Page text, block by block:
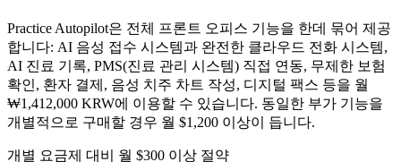
Practice Autopilot은 전체 프론트 오피스 기능을 한데 묶어 제공
합니다: AI 음성 접수 시스템과 완전한 클라우드 전화 시스템,
AI 진료 기록, PMS(진료 관리 시스템) 직접 연동, 무제한 보험
확인, 환자 결제, 음성 치주 차트 작성, 디지털 팩스 등을 월
₩1,412,000 KRW에 이용할 수 있습니다. 동일한 부가 기능을
개별적으로 구매할 경우 월 $1,200 이상이 듭니다.
개별 요금제 대비 월 $300 이상 절약